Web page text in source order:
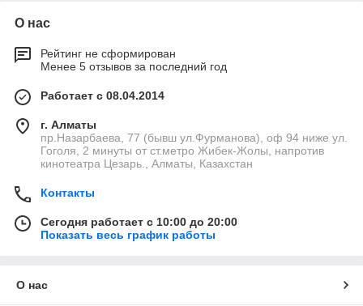
О нас
Рейтинг не сформирован
Менее 5 отзывов за последний год
Работает с 08.04.2014
г. Алматы
пр.Назарбаева, 77 (бывш ул.Фурманова), оф 94 ниже ул.
Гоголя, 2 минуты от ст.метро Жибек-Жолы, напротив
кинотеатра Цезарь., Алматы, Казахстан
Контакты
Сегодня работает с 10:00 до 20:00
Показать весь график работы
О нас